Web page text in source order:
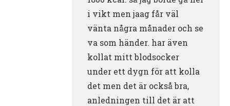
i vikt men jaag får väl
vänta några månader och se
va som händer. har även
kollat mitt blodsocker
under ett dygn för att kolla
det men det är också bra,
anledningen till det är att